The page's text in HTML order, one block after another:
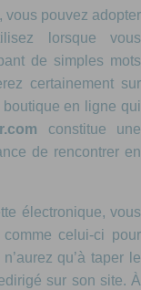
vous pouvez adopter
lorsque vous
de simples mots
certainement sur
en ligne qui
constitue une
de rencontrer en
électronique, vous
celui-ci pour
qu’à taper le
sur son site. À